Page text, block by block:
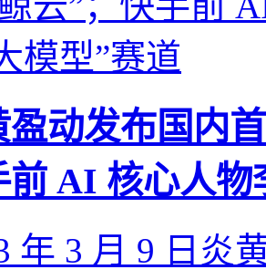
盈动发布国内
前 AI 核心人物
年 3 月 9 日炎